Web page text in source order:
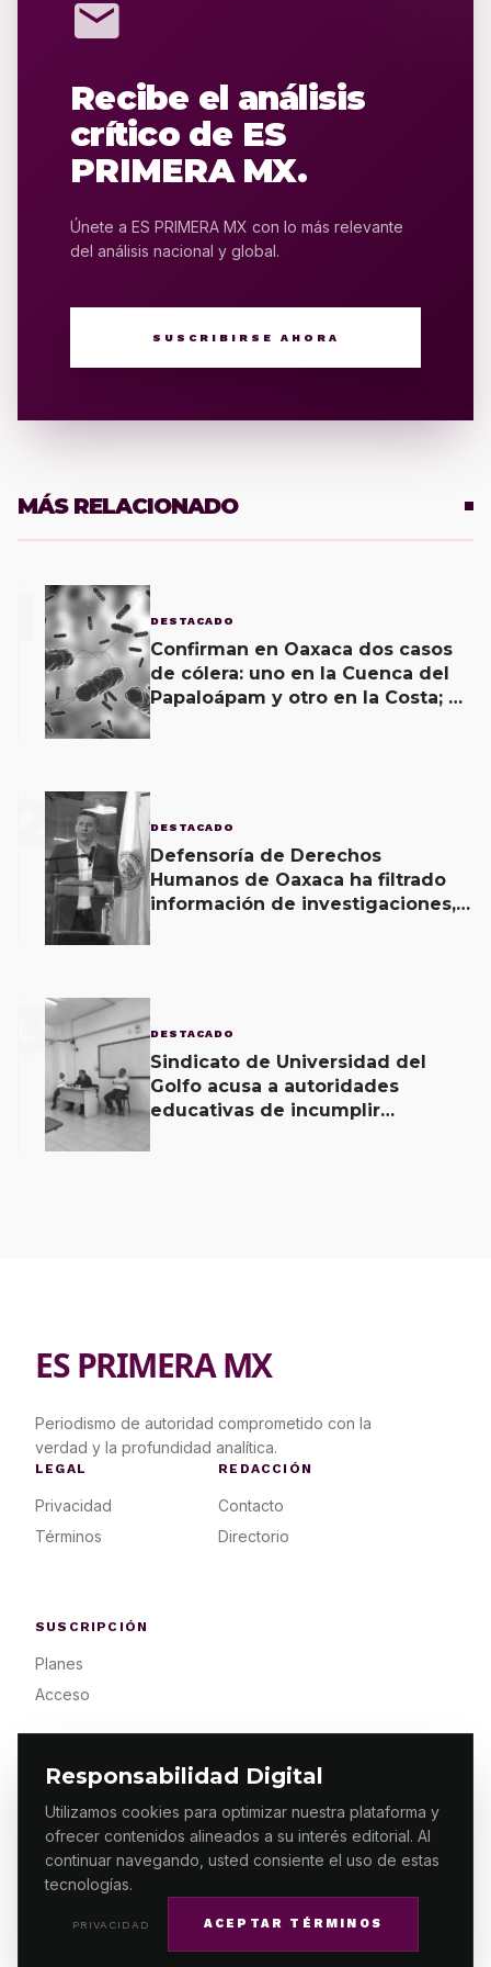
Responsabilidad Digital
Utilizamos cookies para optimizar nuestra plataforma y
ofrecer contenidos alineados a su interés editorial. Al
continuar navegando, usted consiente el uso de estas
tecnologías.
PRIVACIDAD ACEPTAR TÉRMINOS
mail
Recibe el análisis
crítico de ES
PRIMERA MX.
Únete a ES PRIMERA MX con lo más relevante
del análisis nacional y global.
SUSCRIBIRSE AHORA
MÁS RELACIONADO
DESTACADO
Confirman en Oaxaca dos casos
de cólera: uno en la Cuenca del
Papaloápam y otro en la Costa; el
2 DESTACADO
Defensoría de Derechos
Humanos de Oaxaca ha filtrado
información de investigaciones,
3 DESTACADO
Sindicato de Universidad del
Golfo acusa a autoridades
educativas de incumplir
ES PRIMERA MX
Periodismo de autoridad comprometido con la
verdad y la profundidad analítica.
LEGAL
Privacidad
Términos
REDACCIÓN
Contacto
Directorio
SUSCRIPCIÓN
Planes
Acceso
© 2026 ES PRIMERA MX. ALGUNOS DERECHOS
RESERVADOS / DESIGNMAKING.MX